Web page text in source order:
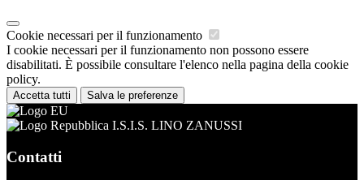
Cookie necessari per il funzionamento
I cookie necessari per il funzionamento non possono essere
disabilitati. È possibile consultare l'elenco nella pagina della cookie
policy.
Accetta tutti Salva le preferenze
I.S.I.S. LINO ZANUSSI
Contatti